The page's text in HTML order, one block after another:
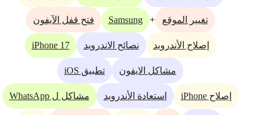
تغيير الموقع +
Samsung فتح قفل الآيفون
إصلاح الأندرويد نصائح الاندرويد iPhone 17
مشاكل الايفون تطبيق iOS
إصلاح iPhone استعادة الأندرويد مشاكل ل WhatsApp